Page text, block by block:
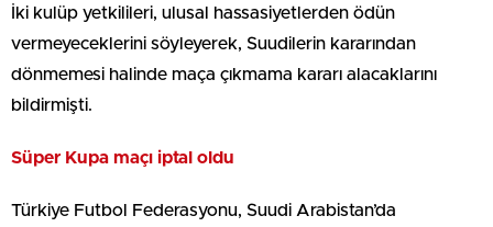
İki kulüp yetkilileri, ulusal hassasiyetlerden ödün
vermeyeceklerini söyleyerek, Suudilerin kararından
dönmemesi halinde maça çıkmama kararı alacaklarını
bildirmişti.
Süper Kupa maçı iptal oldu
Türkiye Futbol Federasyonu, Suudi Arabistan’da